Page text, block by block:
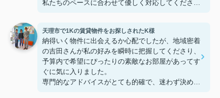
私たちのペースに合わせて優しく対応してくださっ
り、感謝しています。安達さん、ありがとうござい
ました！
天理市で1Kの賃貸物件をお探しされたK様
納得いく物件に出会えるか心配でしたが、地域密着
の吉田さんが私の好みを瞬時に把握してくださり、
予算内で希望にぴったりの素敵なお部屋があってす
ぐに気に入りました。
専門的なアドバイスがとても的確で、迷わず決める